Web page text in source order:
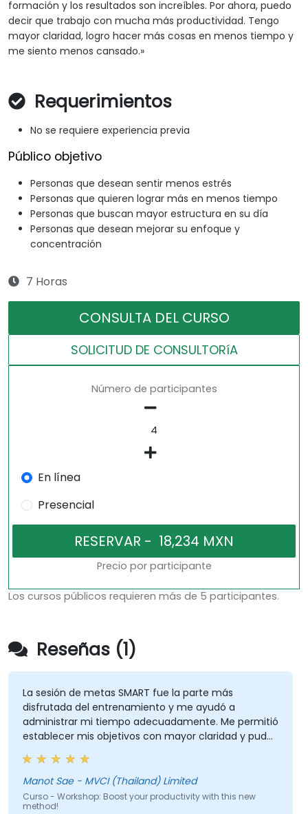
formación y los resultados son increíbles. Por ahora, puedo
decir que trabajo con mucha más productividad. Tengo
mayor claridad, logro hacer más cosas en menos tiempo y
me siento menos cansado.»
Requerimientos
No se requiere experiencia previa
Público objetivo
Personas que desean sentir menos estrés
Personas que quieren lograr más en menos tiempo
Personas que buscan mayor estructura en su día
Personas que desean mejorar su enfoque y
concentración
7 Horas
CONSULTA DEL CURSO
SOLICITUD DE CONSULTORíA
Número de participantes
En línea
Presencial
Precio por participante
Los cursos públicos requieren más de 5 participantes.
Reseñas (1)
La sesión de metas SMART fue la parte más
disfrutada del entrenamiento y me ayudó a
administrar mi tiempo adecuadamente. Me permitió
establecer mis objetivos con mayor claridad y pude
ver que establecer metas SMART se puede aplicar a
casi todo, como Finanzas, Vida Social, Carrera
Profesional y Crecimiento Personal.
Manot Sae - MVCI (Thailand) Limited
Curso - Workshop: Boost your productivity with this new
method!